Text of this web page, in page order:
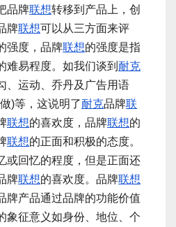
品牌联想转移到产品上，创
牌联想可以从三方面来评
强度，品牌联想的强度是指
难易程度。如我们谈到 耐克
、运动、乔丹及广告用语
)等，这说明了耐克品牌联
联想的喜欢度，品牌联想的
联想的正面和积极的态度。
或回忆的程度，但是正面还
牌联想的喜欢度。品牌联想
牌产品通过品牌的功能价值
象征意义如身份、地位、个